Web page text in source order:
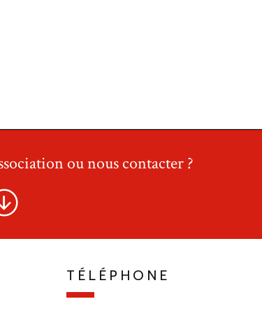
ou nous contacter ?
TÉLÉPHONE